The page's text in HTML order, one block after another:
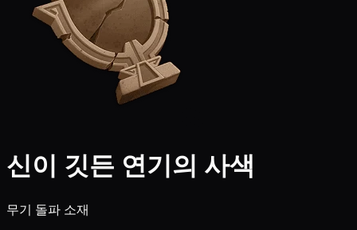
신이 깃든 연기의 사색
무기 돌파 소재